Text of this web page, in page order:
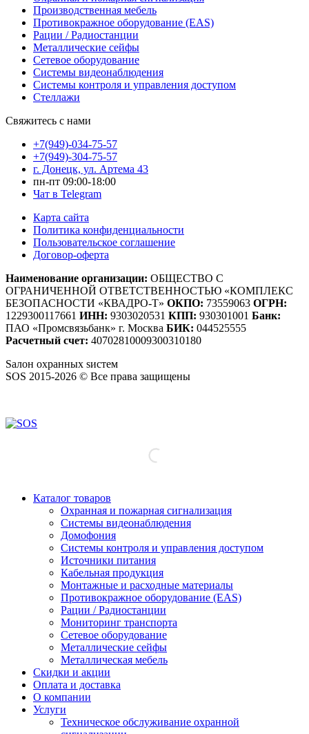
Производственная мебель
Противокражное оборудование (EAS)
Рации / Радиостанции
Металлические сейфы
Сетевое оборудование
Системы видеонаблюдения
Системы контроля и управления доступом
Стеллажи
Свяжитесь с нами
+7(949)-034-75-57
+7(949)-304-75-57
г. Донецк, ул. Артема 43
пн-пт 09:00-18:00
Чат в Telegram
Карта сайта
Политика конфиденциальности
Пользовательское соглашение
Договор-оферта
Наименование организации: ОБЩЕСТВО С
ОГРАНИЧЕННОЙ ОТВЕТСТВЕННОСТЬЮ «КОМПЛЕКС
БЕЗОПАСНОСТИ «КВАДРО-Т» ОКПО: 73559063 ОГРН:
1229300117661 ИНН: 9303020531 КПП: 930301001 Банк:
ПАО «Промсвязьбанк» г. Москва БИК: 044525555
Расчетный счет: 40702810009300310180
Sалон охранных sистем
SOS 2015-2026 © Все права защищены
Каталог товаров
Охранная и пожарная сигнализация
Системы видеонаблюдения
Домофония
Системы контроля и управления доступом
Источники питания
Кабельная продукция
Монтажные и расходные материалы
Противокражное оборудование (EAS)
Рации / Радиостанции
Мониторинг транспорта
Сетевое оборудование
Металлические сейфы
Металлическая мебель
Скидки и акции
Оплата и доставка
О компании
Услуги
Техническое обслуживание охранной